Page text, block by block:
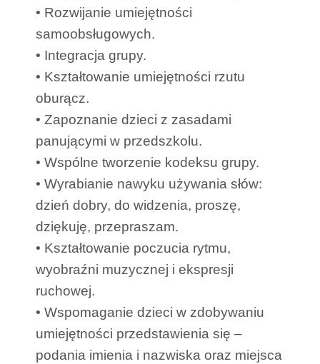
• Rozwijanie umiejętności
samoobsługowych.
• Integracja grupy.
• Kształtowanie umiejętności rzutu
oburącz.
• Zapoznanie dzieci z zasadami
panującymi w przedszkolu.
• Wspólne tworzenie kodeksu grupy.
• Wyrabianie nawyku używania słów:
dzień dobry, do widzenia, proszę,
dziękuję, przepraszam.
• Kształtowanie poczucia rytmu,
wyobraźni muzycznej i ekspresji
ruchowej.
• Wspomaganie dzieci w zdobywaniu
umiejętności przedstawienia się –
podania imienia i nazwiska oraz miejsca